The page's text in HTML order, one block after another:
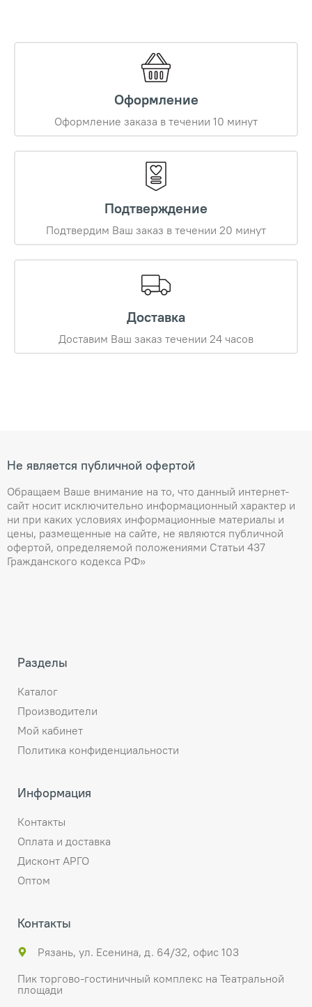
Оформление
Оформление заказа в течении 10 минут
Подтверждение
Подтвердим Ваш заказ в течении 20 минут
Доставка
Доставим Ваш заказ течении 24 часов
Не является публичной офертой
Обращаем Ваше внимание на то, что данный интернет-
сайт носит исключительно информационный характер и
ни при каких условиях информационные материалы и
цены, размещенные на сайте, не являются публичной
офертой, определяемой положениями Статьи 437
Гражданского кодекса РФ»
Разделы
Каталог
Производители
Мой кабинет
Политика конфиденциальности
Информация
Контакты
Оплата и доставка
Дисконт АРГО
Оптом
Контакты
Рязань, ул. Есенина, д. 64/32, офис 103
Пик торгово-гостиничный комплекс на Театральной
площади